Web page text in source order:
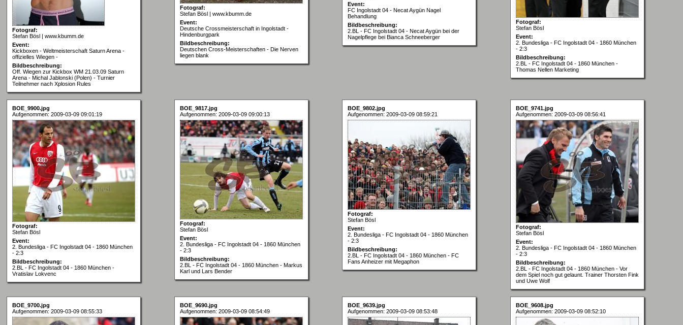
Fotograf:
Stefan Bösl | www.kbumm.de
Event:
Kickboxen - Weltmeisterschaft Saturn Arena -
offizielles Wiegen -
Bildbeschreibung:
Off. Wiegen zur Kickbox WM 21.03.09 Saturn
Arena - Michal Jablonski (Polen) - Turnier
Teilnehmer nach Xplosion Rules
Fotograf:
Stefan Bösl | www.kbumm.de
Event:
Deutsche Crossmeisterschaft in Ingolstadt -
Hindenburgpark
Bildbeschreibung:
Deutschen Cross-Meisterschaften - Die Nerven
liegen blank
Event:
FC Ingolstadt 04 - Necat Aygün Nagel
Behandlung
Bildbeschreibung:
2.BL - FC Ingolstadt 04 - Necat Aygün bei der
Nagelpflege bei Bianca Schneeberger
Fotograf:
Stefan Bösl
Event:
2. Bundesliga - FC Ingolstadt 04 - 1860 München
- 2:3
Bildbeschreibung:
2.BL - FC Ingolstadt 04 - 1860 München -
Thomas Nellen Marketing
BOE_9900.jpg
Aufgenommen: 2009-03-09 09:01:19
Fotograf:
Stefan Bösl
Event:
2. Bundesliga - FC Ingolstadt 04 - 1860 München
- 2:3
Bildbeschreibung:
2.BL - FC Ingolstadt 04 - 1860 München -
Vratislav Lokvenc
BOE_9817.jpg
Aufgenommen: 2009-03-09 09:00:13
Fotograf:
Stefan Bösl
Event:
2. Bundesliga - FC Ingolstadt 04 - 1860 München
- 2:3
Bildbeschreibung:
2.BL - FC Ingolstadt 04 - 1860 München - Markus
Karl und Lars Bender
BOE_9802.jpg
Aufgenommen: 2009-03-09 08:59:21
Fotograf:
Stefan Bösl
Event:
2. Bundesliga - FC Ingolstadt 04 - 1860 München
- 2:3
Bildbeschreibung:
2.BL - FC Ingolstadt 04 - 1860 München - FC
Fans Anheizer mit Megaphon
BOE_9741.jpg
Aufgenommen: 2009-03-09 08:56:41
Fotograf:
Stefan Bösl
Event:
2. Bundesliga - FC Ingolstadt 04 - 1860 München
- 2:3
Bildbeschreibung:
2.BL - FC Ingolstadt 04 - 1860 München - Vor
dem Spiel noch gut gelaunt. Trainer Thorsten Fink
und Uwe Wolf
BOE_9700.jpg
Aufgenommen: 2009-03-09 08:55:33
BOE_9690.jpg
Aufgenommen: 2009-03-09 08:54:49
BOE_9639.jpg
Aufgenommen: 2009-03-09 08:53:48
BOE_9608.jpg
Aufgenommen: 2009-03-09 08:52:10